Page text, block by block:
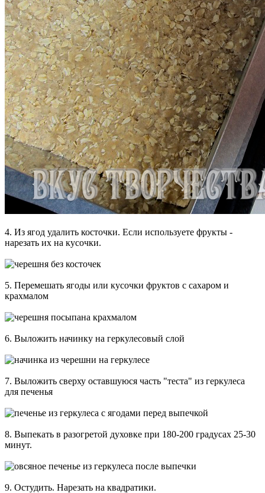
4. Из ягод удалить косточки. Если используете фрукты -
нарезать их на кусочки.
5. Перемешать ягоды или кусочки фруктов с сахаром и
крахмалом
6. Выложить начинку на геркулесовый слой
7. Выложить сверху оставшуюся часть "теста" из геркулеса
для печенья
8. Выпекать в разогретой духовке при 180-200 градусах 25-30
минут.
9. Остудить. Нарезать на квадратики.